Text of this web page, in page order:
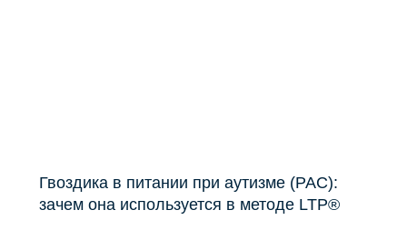
Гвоздика в питании при аутизме (РАС):
зачем она используется в методе LTP®